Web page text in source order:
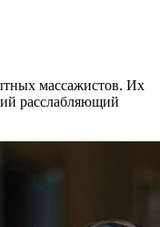
массажистов. Их
расслабляющий